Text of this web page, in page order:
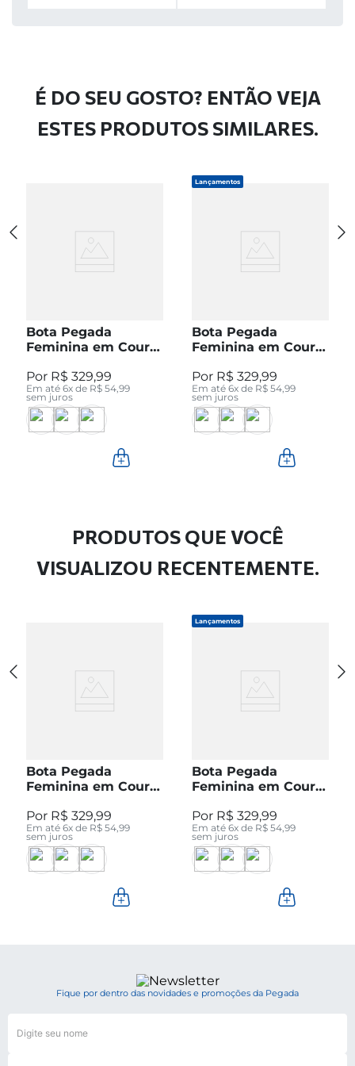
É DO SEU GOSTO? ENTÃO VEJA
ESTES PRODUTOS SIMILARES.
Bota Pegada
Feminina em Couro
280512-04
R$ 329,99
Em até 6x de R$ 54 99
sem juros
Lançamentos
Bota Pegada
Feminina em Couro
280512-05
R$ 329,99
Em até 6x de R$ 54 99
sem juros
PRODUTOS QUE VOCÊ
VISUALIZOU RECENTEMENTE.
Bota Pegada
Feminina em Couro
280512-04
R$ 329,99
Em até 6x de R$ 54 99
sem juros
Lançamentos
Bota Pegada
Feminina em Couro
280512-05
R$ 329,99
Em até 6x de R$ 54 99
sem juros
Fique por dentro das novidades e promoções da Pegada